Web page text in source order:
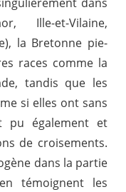
Ille-et-Vilaine,
la Bretonne pie-
races comme la
tandis que les
si elles ont sans
pu également et
de croisements.
dans la partie
témoignent les